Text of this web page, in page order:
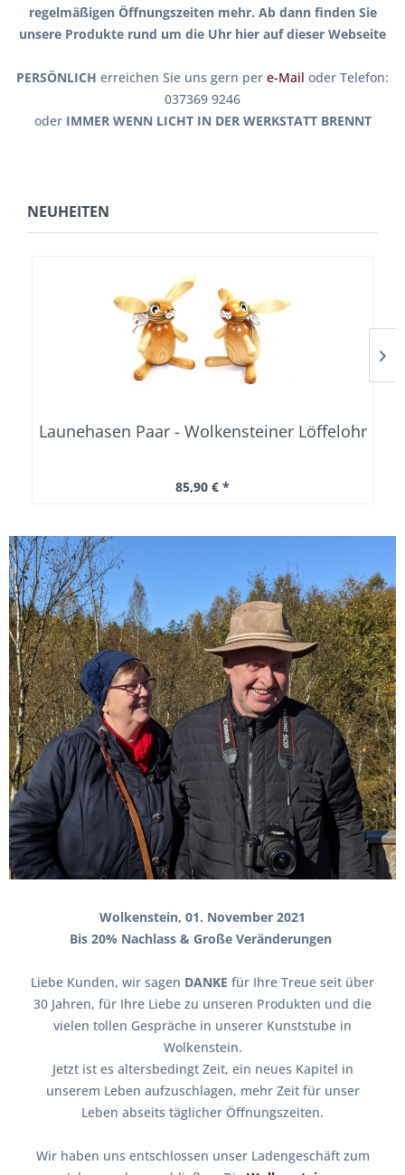
Wolkenstein, 01. November 2021
Bis 20% Nachlass & Große Veränderungen
Liebe Kunden, wir sagen DANKE für Ihre Treue seit über
30 Jahren, für Ihre Liebe zu unseren Produkten und die
vielen tollen Gespräche in unserer Kunststube in
Wolkenstein.
Jetzt ist es altersbedingt Zeit, ein neues Kapitel in
unserem Leben aufzuschlagen, mehr Zeit für unser
Leben abseits täglicher Öffnungszeiten.
Wir haben uns entschlossen unser Ladengeschäft zum
regelmäßigen Öffnungszeiten mehr. Ab dann finden Sie
unsere Produkte rund um die Uhr hier auf dieser Webseite
PERSÖNLICH erreichen Sie uns gern per e-Mail oder Telefon:
037369 9246
oder IMMER WENN LICHT IN DER WERKSTATT BRENNT
NEUHEITEN
Launehasen Paar - Wolkensteiner Löffelohr
85,90 € *